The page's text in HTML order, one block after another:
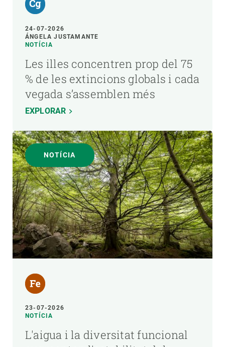
24-07-2026
ÁNGELA JUSTAMANTE
NOTÍCIA
Les illes concentren prop del 75
% de les extincions globals i cada
vegada s’assemblen més
EXPLORAR
NOTÍCIA
23-07-2026
NOTÍCIA
L'aigua i la diversitat funcional